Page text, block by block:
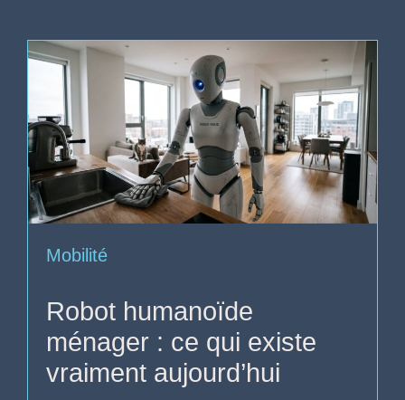
Mobilité
Robot humanoïde
ménager : ce qui existe
vraiment aujourd’hui